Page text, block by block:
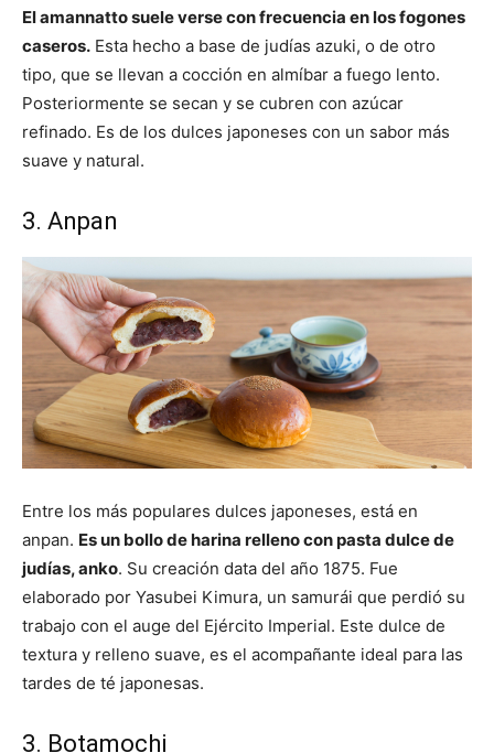
El amannatto suele verse con frecuencia en los fogones
caseros. Esta hecho a base de judías azuki, o de otro
tipo, que se llevan a cocción en almíbar a fuego lento.
Posteriormente se secan y se cubren con azúcar
refinado. Es de los dulces japoneses con un sabor más
suave y natural.
3. Anpan
Entre los más populares dulces japoneses, está en
anpan. Es un bollo de harina relleno con pasta dulce de
judías, anko. Su creación data del año 1875. Fue
elaborado por Yasubei Kimura, un samurái que perdió su
trabajo con el auge del Ejército Imperial. Este dulce de
textura y relleno suave, es el acompañante ideal para las
tardes de té japonesas.
3. Botamochi